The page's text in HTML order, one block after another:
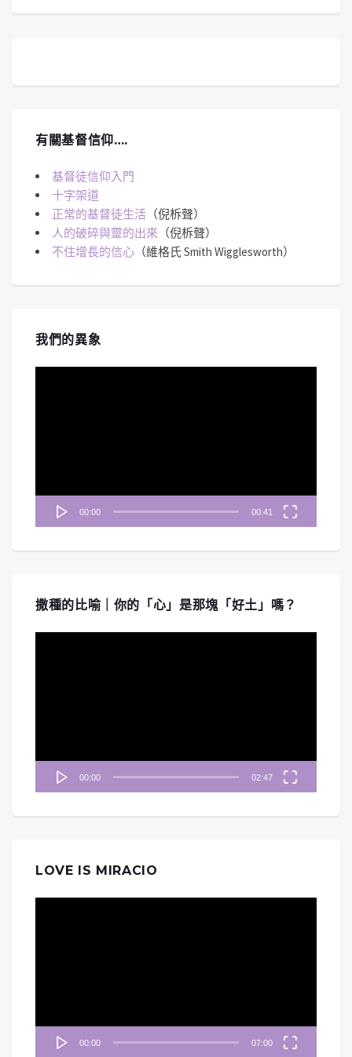
有關基督信仰….
基督徒信仰入門
十字架道
正常的基督徒生活 （倪柝聲）
人的破碎與靈的出來 （倪柝聲）
不住增長的信心 （維格氏 Smith Wigglesworth）
我們的異象
00:00 00:41
撒種的比喻｜你的「心」是那塊「好土」嗎？
00:00 02:47
LOVE IS MIRACIO
00:00 07:00